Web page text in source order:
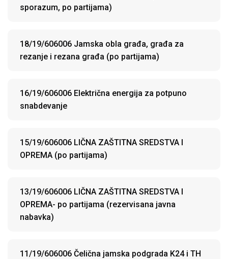
sporazum, po partijama)
18/19/606006 Jamska obla građa, građa za
rezanje i rezana građa (po partijama)
16/19/606006 Električna energija za potpuno
snabdevanje
15/19/606006 LIČNA ZAŠTITNA SREDSTVA I
OPREMA (po partijama)
13/19/606006 LIČNA ZAŠTITNA SREDSTVA I
OPREMA- po partijama (rezervisana javna
nabavka)
11/19/606006 Čelična jamska podgrada K24 i TH